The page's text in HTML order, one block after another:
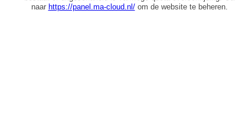
naar https://panel.ma-cloud.nl/om de website te beheren.